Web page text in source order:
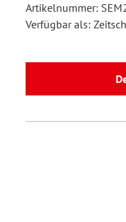
Artikelnummer:
Verfügbar als: